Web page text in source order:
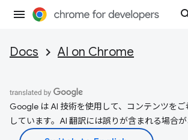
Docs AI on Chrome
Google は AI 技術を使用して、コンテンツを
しています。AI 翻訳には誤りが含まれる場合が